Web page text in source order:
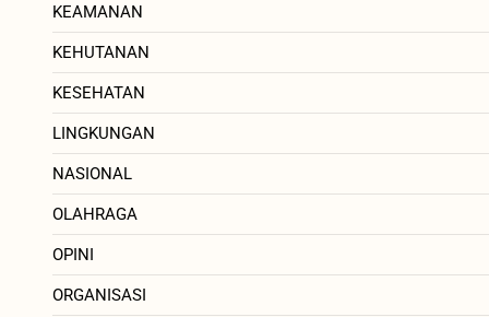
KEAMANAN
KEHUTANAN
KESEHATAN
LINGKUNGAN
NASIONAL
OLAHRAGA
OPINI
ORGANISASI